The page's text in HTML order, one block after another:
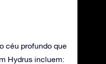
céu profundo que
Hydrus incluem: